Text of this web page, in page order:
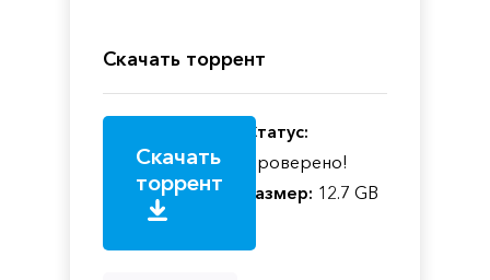
Скачать торрент
Скачать
торрент
Статус:
Проверено!
Размер: 12.7 GB